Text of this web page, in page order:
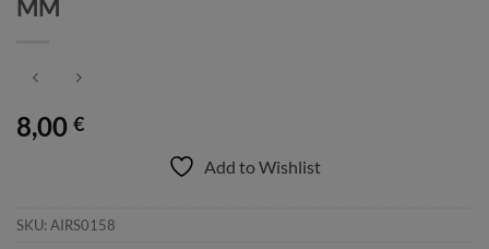
MM
8,00 €
Add to Wishlist
SKU: AIRS0158